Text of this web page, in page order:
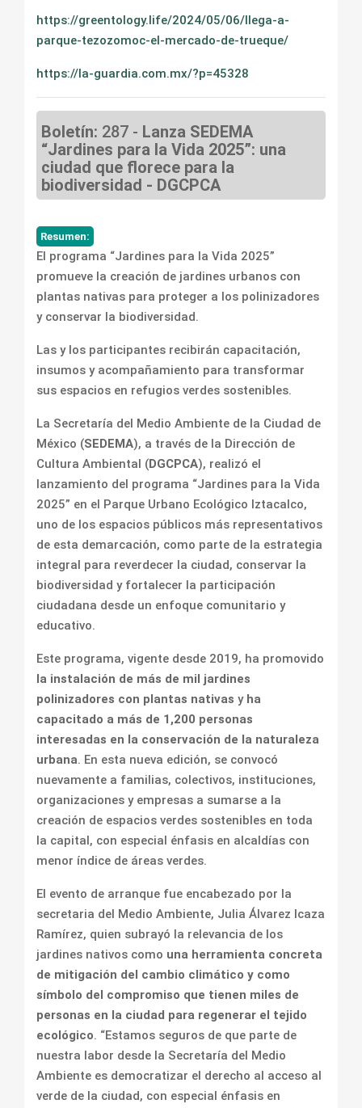
https://greentology.life/2024/05/06/llega-a-
parque-tezozomoc-el-mercado-de-trueque/
https://la-guardia.com.mx/?p=45328
Boletín: 287 - Lanza SEDEMA
“Jardines para la Vida 2025”: una
ciudad que florece para la
biodiversidad - DGCPCA
Resumen:
El programa “Jardines para la Vida 2025”
promueve la creación de jardines urbanos con
plantas nativas para proteger a los polinizadores
y conservar la biodiversidad.
Las y los participantes recibirán capacitación,
insumos y acompañamiento para transformar
sus espacios en refugios verdes sostenibles.
La Secretaría del Medio Ambiente de la Ciudad de
México (SEDEMA), a través de la Dirección de
Cultura Ambiental (DGCPCA), realizó el
lanzamiento del programa “Jardines para la Vida
2025” en el Parque Urbano Ecológico Iztacalco,
uno de los espacios públicos más representativos
de esta demarcación, como parte de la estrategia
integral para reverdecer la ciudad, conservar la
biodiversidad y fortalecer la participación
ciudadana desde un enfoque comunitario y
educativo.
Este programa, vigente desde 2019, ha promovido
la instalación de más de mil jardines
polinizadores con plantas nativas y ha
capacitado a más de 1,200 personas
interesadas en la conservación de la naturaleza
urbana. En esta nueva edición, se convocó
nuevamente a familias, colectivos, instituciones,
organizaciones y empresas a sumarse a la
creación de espacios verdes sostenibles en toda
la capital, con especial énfasis en alcaldías con
menor índice de áreas verdes.
El evento de arranque fue encabezado por la
secretaria del Medio Ambiente, Julia Álvarez Icaza
Ramírez, quien subrayó la relevancia de los
jardines nativos como una herramienta concreta
de mitigación del cambio climático y como
símbolo del compromiso que tienen miles de
personas en la ciudad para regenerar el tejido
ecológico. “Estamos seguros de que parte de
nuestra labor desde la Secretaría del Medio
Ambiente es democratizar el derecho al acceso al
verde de la ciudad, con especial énfasis en